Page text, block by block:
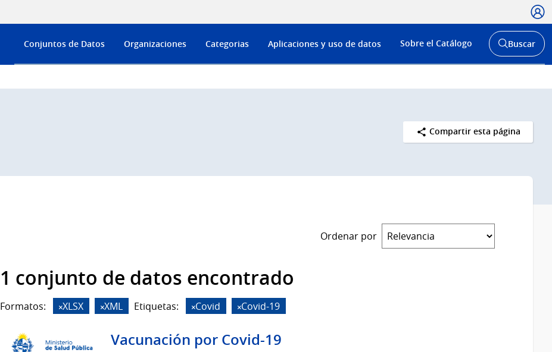
Menú
de
Conjuntos de Datos Organizaciones Categorias Aplicaciones y uso de datos Sobre el Catálogo
Abrir
buscador
Buscar
Compartir esta página
Ordenar por
1 conjunto de datos encontrado
Formatos: XLSX XML Etiquetas: Covid Covid-19
Vacunación por Covid-19